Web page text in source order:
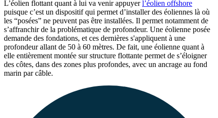
L’éolien flottant quant à lui va venir appuyerl’éolien offshore
puisque c’est un dispositif qui permet d’installer des éoliennes là où
les “posées” ne peuvent pas être installées. Il permet notamment de
s’affranchir de la problématique de profondeur. Une éolienne posée
demande des fondations, et ces dernières s'appliquent à une
profondeur allant de 50 à 60 mètres. De fait, une éolienne quant à
elle entièrement montée sur structure flottante permet de s’éloigner
des côtes, dans des zones plus profondes, avec un ancrage au fond
marin par câble.